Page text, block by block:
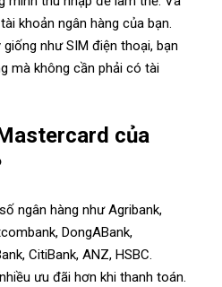
khoản ngân hàng của bạn.
như SIM điện thoại, bạn
mà không cần phải có tài
của
ngân hàng như Agribank,
DongABank,
CitiBank, ANZ, HSBC.
ưu đãi hơn khi thanh toán.